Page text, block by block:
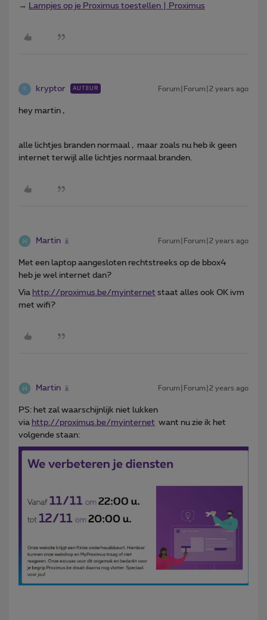
→ Lampjes op je Proximus toestellen | Proximus
K kryptor AUTEUR Forum|Forum|2 years ago
hey martin ,
alle lichtjes branden normaal , maar zoals nu heb ik geen
internet terwijl alle lichtjes normaal branden.
Martin Forum|Forum|2 years ago
Met een laptop aangesloten rechtstreeks op de bbox4
heb je wel internet dan?
Via http://proximus.be/myinternet staat alles ook OK ivm
met wifi?
Martin Forum|Forum|2 years ago
PS: het zal waarschijnlijk niet lukken
via http://proximus.be/myinternet want nu zie ik het
volgende staan: